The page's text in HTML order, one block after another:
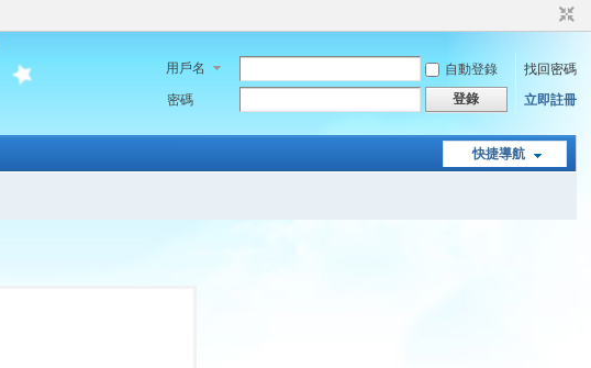
用戶名 自動登錄
找回密碼
密碼
登錄 立即註冊
快捷導航